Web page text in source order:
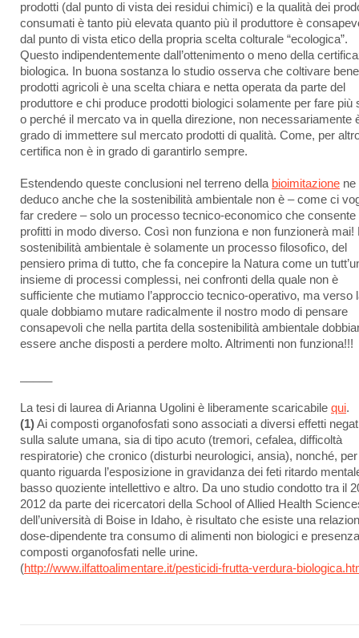
prodotti (dal punto di vista dei residui chimici) e la qualità dei
consumati è tanto più elevata quanto più il produttore è
dal punto di vista etico della propria scelta colturale “ecologica”.
Questo indipendentemente dall’ottenimento o meno della
biologica. In buona sostanza lo studio osserva che coltivare
prodotti agricoli è una scelta chiara e netta operata da parte del
produttore e chi produce prodotti biologici solamente per fare più
o perché il mercato va in quella direzione, non necessariamente
grado di immettere sul mercato prodotti di qualità. Come, per
certifica non è in grado di garantirlo sempre.
Estendendo queste conclusioni nel terreno della bioimitazione ne
deduco anche che la sostenibilità ambientale non è – come ci
far credere – solo un processo tecnico-economico che consente
profitti in modo diverso. Così non funziona e non funzionerà mai!
sostenibilità ambientale è solamente un processo filosofico, del
pensiero prima di tutto, che fa concepire la Natura come un
insieme di processi complessi, nei confronti della quale non è
sufficiente che mutiamo l’approccio tecnico-operativo, ma verso
quale dobbiamo mutare radicalmente il nostro modo di pensare
consapevoli che nella partita della sostenibilità ambientale
essere anche disposti a perdere molto. Altrimenti non funziona!!!
La tesi di laurea di Arianna Ugolini è liberamente scaricabile qui.
(1)Ai composti organofosfati sono associati a diversi effetti
sulla salute umana, sia di tipo acuto (tremori, cefalea, difficoltà
respiratorie) che cronico (disturbi neurologici, ansia), nonché, per
quanto riguarda l’esposizione in gravidanza dei feti ritardo
basso quoziente intellettivo e altro. Da uno studio condotto tra il
2012 da parte dei ricercatori della School of Allied Health
dell’università di Boise in Idaho, è risultato che esiste una
dose-dipendente tra consumo di alimenti non biologici e
composti organofosfati nelle urine.
(http://www.ilfattoalimentare.it/pesticidi-frutta-verdura-